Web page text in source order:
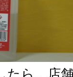
たら、店